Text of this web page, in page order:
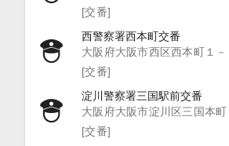
[交番]
西警察署西本町交番
大阪府大阪市西区西本町１－
[交番]
淀川警察署三国駅前交番
大阪府大阪市淀川区三国本町
[交番]